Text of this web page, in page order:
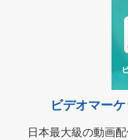
ビデオマー
日本最大級の動画